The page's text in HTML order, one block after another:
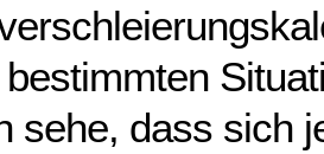
sehe, dass sich